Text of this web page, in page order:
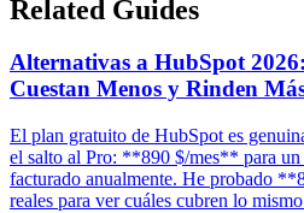
Related Guides
Alternativas a HubSpot
Cuestan Menos y Rinden
El plan gratuito de HubSpot es
el salto al Pro: **890 $/mes** para un
facturado anualmente. He probado
reales para ver cuáles cubren lo